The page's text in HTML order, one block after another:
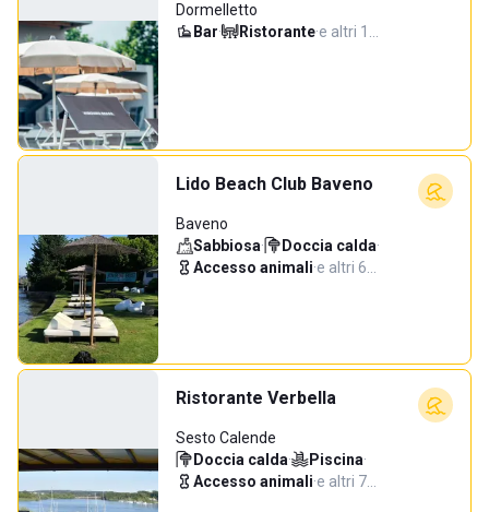
Dormelletto
Bar· Ristorante·e altri 1…
Lido Beach Club Baveno
Baveno
Sabbiosa· Doccia calda·
Accesso animali·e altri 6…
Ristorante Verbella
Sesto Calende
Doccia calda· Piscina·
Accesso animali·e altri 7…